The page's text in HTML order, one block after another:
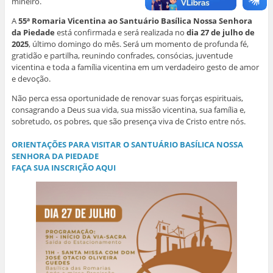
o
v
a
j
a
n
e
l
v
a
j
a
n
e
a
v
a
j
a
n
e
a
n
o
v
a
j
a
n
e
a
o
v
a
j
a
n
e
l
a
)
A55ª Romaria Vicentina ao Santuário Basílica Nossa Senhora
da Piedade está confirmada e será realizada no dia 27 de julho de
2025, último domingo do mês. Será um momento de profunda fé,
gratidão e partilha, reunindo confrades, consócias, juventude
vicentina e toda a família vicentina em um verdadeiro gesto de amor
e devoção.
Não perca essa oportunidade de renovar suas forças espirituais,
consagrando a Deus sua vida, sua missão vicentina, sua família e,
sobretudo, os pobres, que são presença viva de Cristo entre nós.
ORIENTAÇÕES PARA VISITAR O SANTUÁRIO BASÍLICA NOSSA
SENHORA DA PIEDADE
FAÇA SUA INSCRIÇÃO AQUI